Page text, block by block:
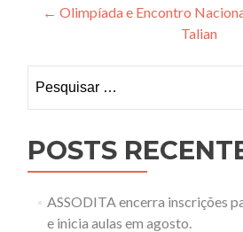
Navegação
Post
← Olimpíada e Encontro
Talian
por:
POSTS
ASSODITA encerra inscrições
e inicia aulas em agosto.